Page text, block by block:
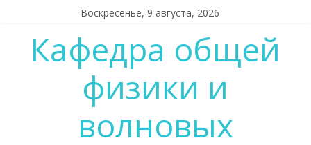
content
Воскресенье, 9 августа, 2026
Кафедра общей
физики и
волновых